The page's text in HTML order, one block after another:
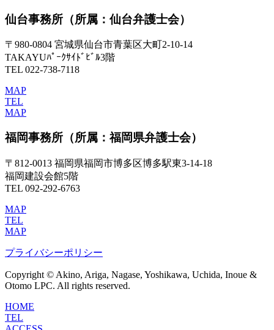
仙台事務所 （所属：仙台弁護士会）
〒980-0804 宮城県仙台市青葉区大町2-10-14
TAKAYUﾊﾟｰｸｻｲﾄﾞﾋﾞﾙ3階
TEL 022-738-7118
MAP
TEL
MAP
福岡事務所 （所属：福岡県弁護士会）
〒812-0013 福岡県福岡市博多区博多駅東3-14-18
福岡建設会館5階
TEL 092-292-6763
MAP
TEL
MAP
プライバシーポリシー
Copyright © Akino, Ariga, Nagase, Yoshikawa, Uchida, Inoue &
Otomo LPC. All rights reserved.
HOME
TEL